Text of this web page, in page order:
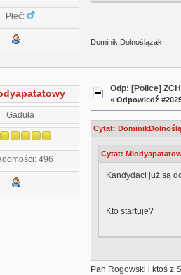
Płeć:
Dominik Dolnoślązak
Gaduła
496
Odp: [Police]
«Odpowiedź
Cytat:
Cytat:
Kandydaci już są
Kto startuje?
Pan Rogowski i ktoś z